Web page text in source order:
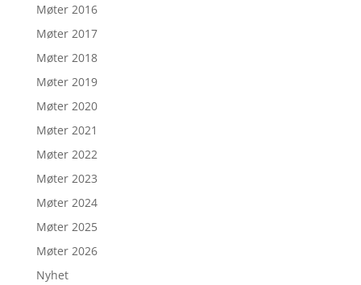
Møter 2016
Møter 2017
Møter 2018
Møter 2019
Møter 2020
Møter 2021
Møter 2022
Møter 2023
Møter 2024
Møter 2025
Møter 2026
Nyhet